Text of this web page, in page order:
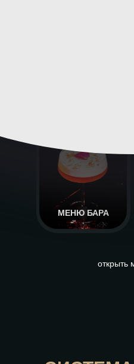
МЕНЮ БАРА
открыть